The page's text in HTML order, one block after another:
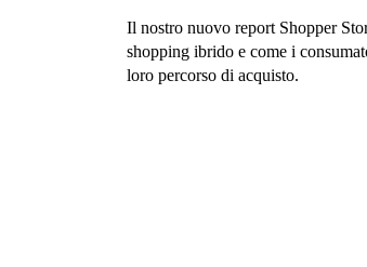
Il nostro nuovo report Shopper
shopping ibrido e come i
loro percorso di acquisto.